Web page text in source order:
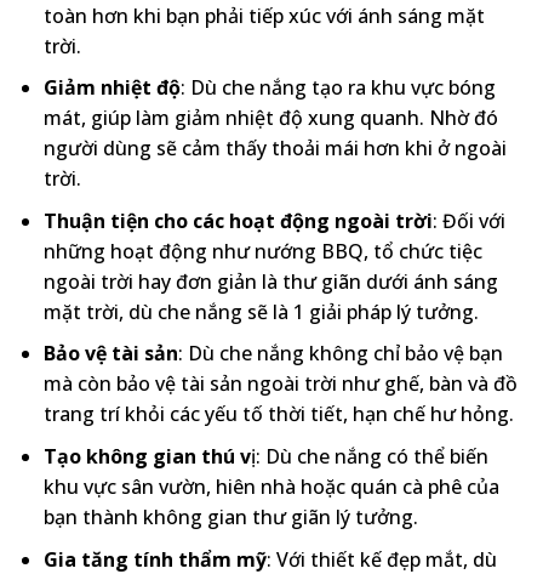
toàn hơn khi bạn phải tiếp xúc với ánh sáng mặt
trời.
Giảm nhiệt độ: Dù che nắng tạo ra khu vực bóng
mát, giúp làm giảm nhiệt độ xung quanh. Nhờ đó
người dùng sẽ cảm thấy thoải mái hơn khi ở ngoài
trời.
Thuận tiện cho các hoạt động ngoài trời: Đối với
những hoạt động như nướng BBQ, tổ chức tiệc
ngoài trời hay đơn giản là thư giãn dưới ánh sáng
mặt trời, dù che nắng sẽ là 1 giải pháp lý tưởng.
Bảo vệ tài sản: Dù che nắng không chỉ bảo vệ bạn
mà còn bảo vệ tài sản ngoài trời như ghế, bàn và đồ
trang trí khỏi các yếu tố thời tiết, hạn chế hư hỏng.
Tạo không gian thú vị: Dù che nắng có thể biến
khu vực sân vườn, hiên nhà hoặc quán cà phê của
bạn thành không gian thư giãn lý tưởng.
Gia tăng tính thẩm mỹ: Với thiết kế đẹp mắt, dù